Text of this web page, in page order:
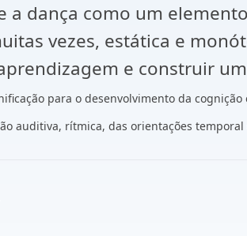
a dança como um
vezes, estática e
e construir
para o desenvolvimento da
auditiva, rítmica, das orientações